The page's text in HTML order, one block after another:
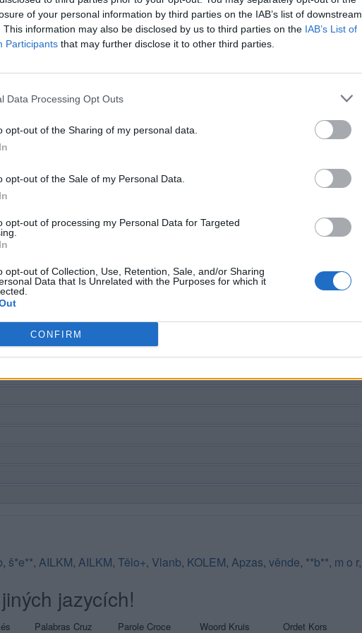
of your personal information by third parties on the IAB’s list of downstream
This information may also be disclosed by us to third parties on the IAB’s List of
Participants that may further disclose it to other third parties.
Data Processing Opt Outs
opt-out of the Sharing of my personal data.
opt-out of the Sale of my Personal Data.
opt-out of processing my Personal Data for Targeted
opt-out of Collection, Use, Retention, Sale, and/or Sharing
Data that Is Unrelated with the Purposes for which it
CONFIRM
Vyberte své puzzle:
ale doporučujeme použít vyhledávání podle písmen.
, š*e**, AILKM, AILKM, Tělo+, Vlanb, KOLEM, Apzas, věnde, **b**, m o r,
jazycích!
Palabras Cruz Parole Croce Woord Kruis Ordet Kors